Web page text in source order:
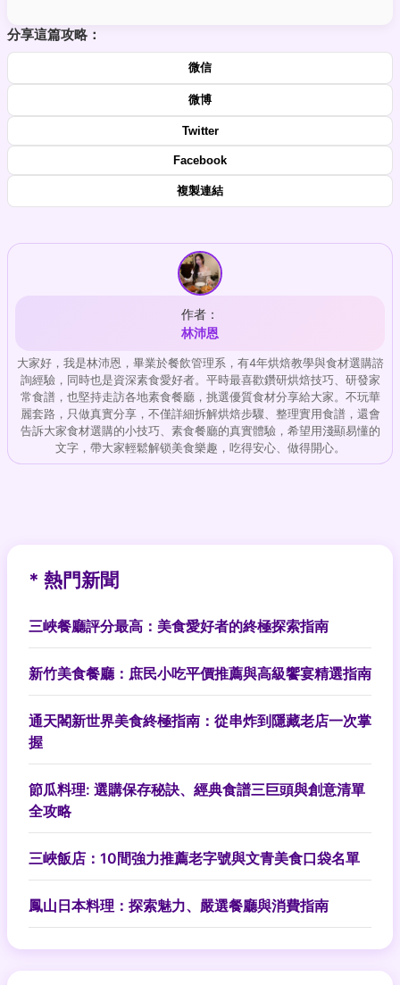
分享這篇攻略：
微信
微博
Twitter
Facebook
複製連結
作者：
林沛恩
大家好，我是林沛恩，畢業於餐飲管理系，有4年烘焙教學與食材選購諮
詢經驗，同時也是資深素食愛好者。平時最喜歡鑽研烘焙技巧、研發家
常食譜，也堅持走訪各地素食餐廳，挑選優質食材分享給大家。不玩華
麗套路，只做真實分享，不僅詳細拆解烘焙步驟、整理實用食譜，還會
告訴大家食材選購的小技巧、素食餐廳的真實體驗，希望用淺顯易懂的
文字，帶大家輕鬆解锁美食樂趣，吃得安心、做得開心。
* 熱門新聞
三峽餐廳評分最高：美食愛好者的終極探索指南
新竹美食餐廳：庶民小吃平價推薦與高級饗宴精選指南
通天閣新世界美食終極指南：從串炸到隱藏老店一次掌
握
節瓜料理: 選購保存秘訣、經典食譜三巨頭與創意清單
全攻略
三峽飯店：10間強力推薦老字號與文青美食口袋名單
鳳山日本料理：探索魅力、嚴選餐廳與消費指南